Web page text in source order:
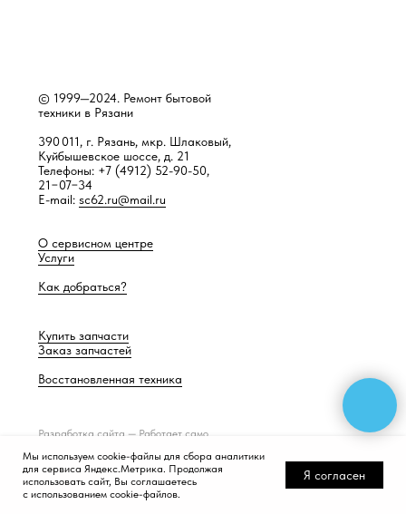
Разработка сайта — Работает само
© 1999—2024. Ремонт бытовой
техники в Рязани
390 011, г. Рязань, мкр. Шлаковый,
Куйбышевское шоссе, д. 21
Телефоны: +7 (4912) 52-90-50,
21−07−34
E-mail: sc62.ru@mail.ru
О сервисном центре
Услуги
Как добраться?
Купить запчасти
Заказ запчастей
Восстановленная техника
Мы используем cookie-файлы для сбора аналитики
для сервиса Яндекс.Метрика. Продолжая
использовать сайт, Вы соглашаетесь
с использованием cookie-файлов.
Я согласен